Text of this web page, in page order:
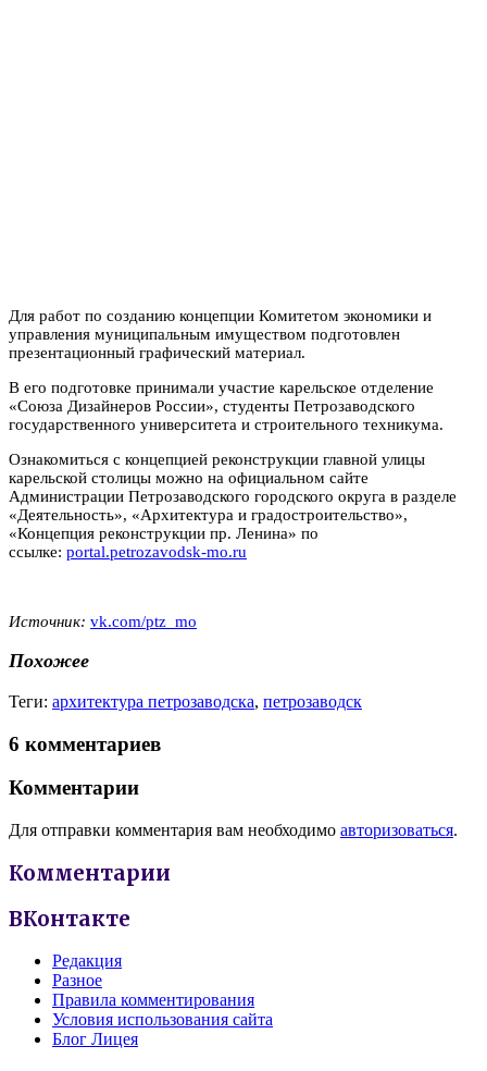
Для работ по созданию концепции Комитетом экономики и
управления муниципальным имуществом подготовлен
презентационный графический материал.
В его подготовке принимали участие карельское отделение
«Союза Дизайнеров России», студенты Петрозаводского
государственного университета и строительного техникума.
Ознакомиться с концепцией реконструкции главной улицы
карельской столицы можно на официальном сайте
Администрации Петрозаводского городского округа в разделе
«Деятельность», «Архитектура и градостроительство»,
«Концепция реконструкции пр. Ленина» по
ссылке: portal.petrozavodsk-mo.ru
Источник: vk.com/ptz_mo
Похожее
Теги: архитектура петрозаводска, петрозаводск
6 комментариев
Комментарии
Для отправки комментария вам необходимо авторизоваться.
Комментарии
ВКонтакте
Редакция
Разное
Правила комментирования
Условия использования сайта
Блог Лицея